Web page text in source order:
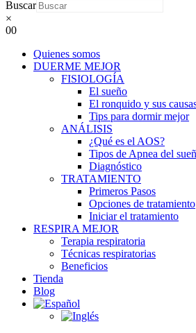
Buscar
×
00
Quienes somos
DUERME MEJOR
FISIOLOGÍA
El sueño
El ronquido y sus
Tips para dormir mejor
ANÁLISIS
¿Qué es el AOS?
Tipos de Apnea del
Diagnóstico
TRATAMIENTO
Primeros Pasos
Opciones de tratamiento
Iniciar el tratamiento
RESPIRA MEJOR
Terapia respiratoria
Técnicas respiratorias
Beneficios
Tienda
Blog